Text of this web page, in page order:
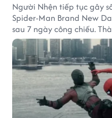
Người Nhện tiếp tục gây
Spider-Man Brand New
sau 7 ngày công chiếu.
của Tom Holland tạo
Odyssey trên đường đua